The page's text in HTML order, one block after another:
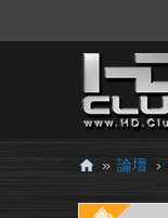
» 論壇 ›